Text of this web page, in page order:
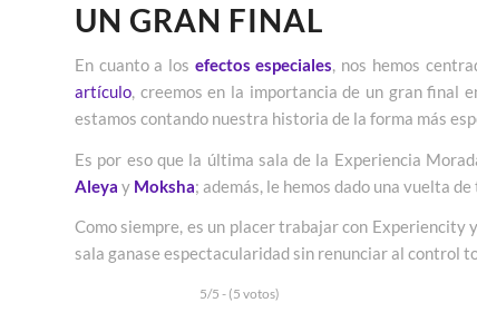
UN GRAN FINAL
En cuanto a los efectos especiales, nos hemos
artículo, creemos en la importancia de un gran final
estamos contando nuestra historia de la forma más
Es por eso que la última sala de la Experiencia
Aleya y Moksha; además, le hemos dado una vuelta
Como siempre, es un placer trabajar con Experiencity
sala ganase espectacularidad sin renunciar al control
5/5 - (5 votos)